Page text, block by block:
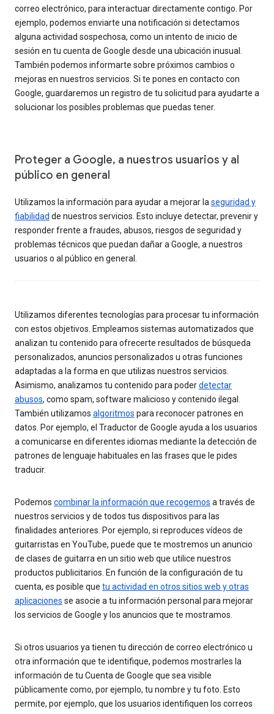
correo electrónico, para interactuar directamente contigo. Por
ejemplo, podemos enviarte una notificación si detectamos
alguna actividad sospechosa, como un intento de inicio de
sesión en tu cuenta de Google desde una ubicación inusual.
También podemos informarte sobre próximos cambios o
mejoras en nuestros servicios. Si te pones en contacto con
Google, guardaremos un registro de tu solicitud para ayudarte a
solucionar los posibles problemas que puedas tener.
Proteger a Google, a nuestros usuarios y al
público en general
Utilizamos la información para ayudar a mejorar la seguridad y
fiabilidad de nuestros servicios. Esto incluye detectar, prevenir y
responder frente a fraudes, abusos, riesgos de seguridad y
problemas técnicos que puedan dañar a Google, a nuestros
usuarios o al público en general.
Utilizamos diferentes tecnologías para procesar tu información
con estos objetivos. Empleamos sistemas automatizados que
analizan tu contenido para ofrecerte resultados de búsqueda
personalizados, anuncios personalizados u otras funciones
adaptadas a la forma en que utilizas nuestros servicios.
Asimismo, analizamos tu contenido para poderdetectar
abusos, como spam, software malicioso y contenido ilegal.
También utilizamos algoritmos para reconocer patrones en
datos. Por ejemplo, el Traductor de Google ayuda a los usuarios
a comunicarse en diferentes idiomas mediante la detección de
patrones de lenguaje habituales en las frases que le pides
traducir.
Podemos combinar la información que recogemos a través de
nuestros servicios y de todos tus dispositivos para las
finalidades anteriores. Por ejemplo, si reproduces vídeos de
guitarristas en YouTube, puede que te mostremos un anuncio
de clases de guitarra en un sitio web que utilice nuestros
productos publicitarios. En función de la configuración de tu
cuenta, es posible que tu actividad en otros sitios web y otras
aplicaciones se asocie a tu información personal para mejorar
los servicios de Google y los anuncios que te mostramos.
Si otros usuarios ya tienen tu dirección de correo electrónico u
otra información que te identifique, podemos mostrarles la
información de tu Cuenta de Google que sea visible
públicamente como, por ejemplo, tu nombre y tu foto. Esto
permite, por ejemplo, que los usuarios identifiquen los correos